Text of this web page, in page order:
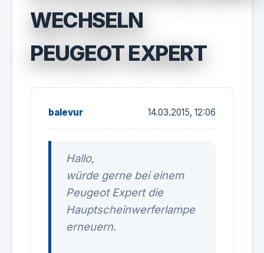
WECHSELN
PEUGEOT EXPERT
balevur 14.03.2015, 12:06
Hallo,
würde gerne bei einem
Peugeot Expert die
Hauptscheinwerferlampe
erneuern.